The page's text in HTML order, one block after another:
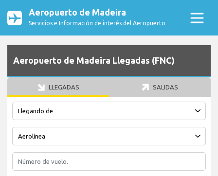
Aeropuerto de Madeira
Servicios e Información de interés del Aeropuerto
Aeropuerto de Madeira Llegadas (FNC)
LLEGADAS SALIDAS